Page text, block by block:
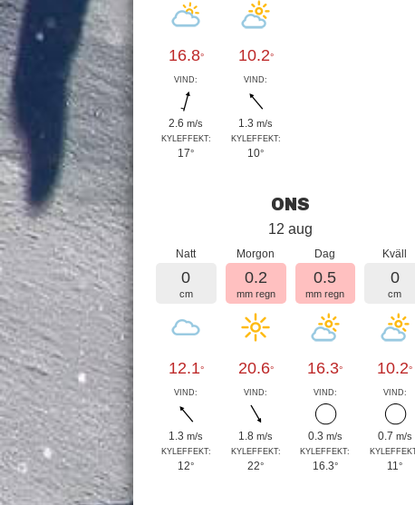
16.8°
VIND:
2.6m/s
KYLEFFEKT:
17°
10.2°
VIND:
1.3m/s
KYLEFFEKT:
10°
ONS
12 aug
Natt
0
cm
12.1°
VIND:
1.3m/s
KYLEFFEKT:
12°
Morgon
0.2
mm regn
20.6°
VIND:
1.8m/s
KYLEFFEKT:
22°
Dag
0.5
mm regn
16.3°
VIND:
0.3 m/s
KYLEFFEKT:
16.3°
Kväll
0
cm
10.2°
VIND:
0.7 m/s
11°